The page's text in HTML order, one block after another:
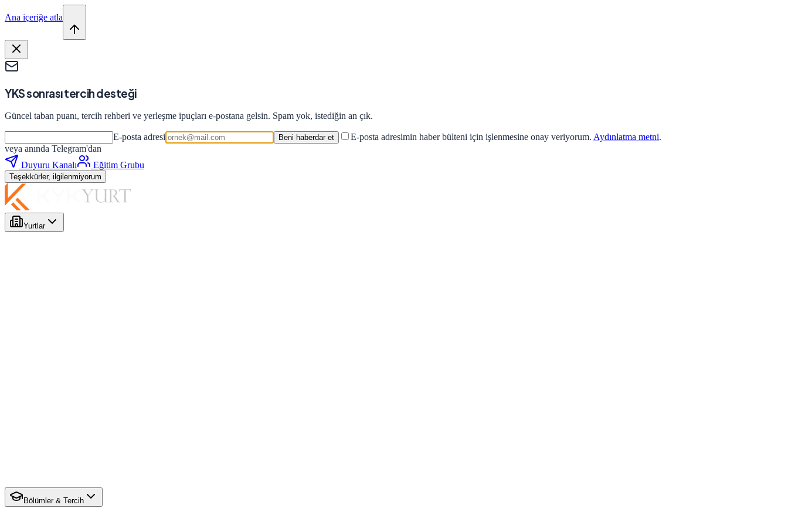
Ana içeriğe atla
YKS sonrası tercih desteği
Güncel taban puanı, tercih rehberi ve yerleşme ipuçları e-postana gelsin. Spam yok, istediğin an çık.
E-posta adresi Beni haberdar et E-posta adresimin haber bülteni için işlenmesine onay veriyorum. Aydınlatma metni.
veya anında Telegram'dan
Duyuru Kanalı
Eğitim Grubu
Teşekkürler, ilgilenmiyorum
Yurtlar
Bölümler & Tercih